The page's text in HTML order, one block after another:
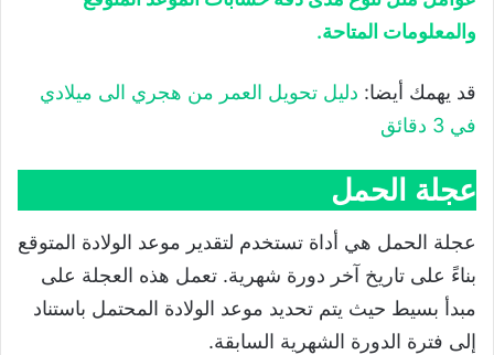
والمعلومات المتاحة.
قد يهمك أيضا: دليل تحويل العمر من هجري الى ميلادي
في 3 دقائق
عجلة الحمل
عجلة الحمل هي أداة تستخدم لتقدير موعد الولادة المتوقع
بناءً على تاريخ آخر دورة شهرية. تعمل هذه العجلة على
مبدأ بسيط حيث يتم تحديد موعد الولادة المحتمل باستناد
إلى فترة الدورة الشهرية السابقة.